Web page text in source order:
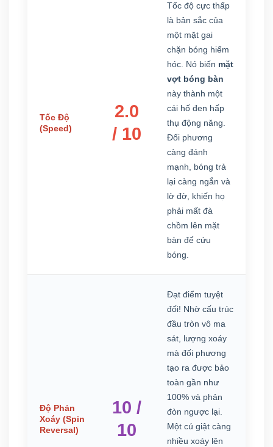
Tốc Độ
(Speed)
2.0
/ 10
Tốc độ cực thấp
là bản sắc của
một mặt gai
chặn bóng hiểm
hóc. Nó biến mặt
vợt bóng bàn
này thành một
cái hố đen hấp
thụ động năng.
Đối phương
càng đánh
mạnh, bóng trả
lại càng ngắn và
lờ đờ, khiến họ
phải mất đà
chồm lên mặt
bàn để cứu
bóng.
Độ Phản
Xoáy (Spin
Reversal)
10 /
10
Đạt điểm tuyệt
đối! Nhờ cấu trúc
đầu tròn vô ma
sát, lượng xoáy
mà đối phương
tạo ra được bảo
toàn gần như
100% và phản
đòn ngược lại.
Một cú giật càng
nhiều xoáy lên